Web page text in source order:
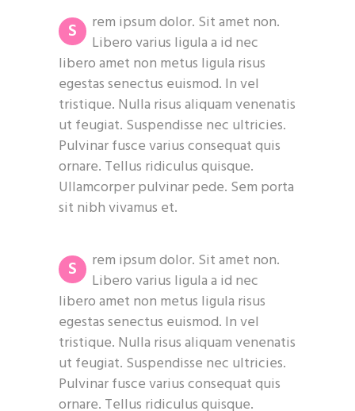
S
rem ipsum dolor. Sit amet non.
Libero varius ligula a id nec
libero amet non metus ligula risus
egestas senectus euismod. In vel
tristique. Nulla risus aliquam venenatis
ut feugiat. Suspendisse nec ultricies.
Pulvinar fusce varius consequat quis
ornare. Tellus ridiculus quisque.
Ullamcorper pulvinar pede. Sem porta
sit nibh vivamus et.
S
rem ipsum dolor. Sit amet non.
Libero varius ligula a id nec
libero amet non metus ligula risus
egestas senectus euismod. In vel
tristique. Nulla risus aliquam venenatis
ut feugiat. Suspendisse nec ultricies.
Pulvinar fusce varius consequat quis
ornare. Tellus ridiculus quisque.